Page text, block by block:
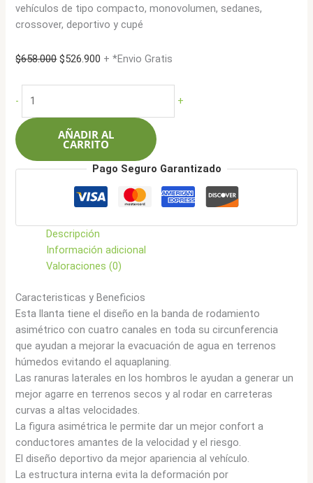
vehículos de tipo compacto, monovolumen, sedanes,
crossover, deportivo y cupé
$658.000El
$526.900 El
$526.900.
+ *Envio Gratis
-
225/55R17
101WXL
Advantage
cantidad
+
AÑADIR AL
CARRITO
Pago Seguro Garantizado
Descripción
Información adicional
Valoraciones (0)
Caracteristicas y Beneficios
Esta llanta tiene el diseño en la banda de rodamiento
asimétrico con cuatro canales en toda su circunferencia
que ayudan a mejorar la evacuación de agua en terrenos
húmedos evitando el aquaplaning.
Las ranuras laterales en los hombros le ayudan a generar un
mejor agarre en terrenos secos y al rodar en carreteras
curvas a altas velocidades.
La figura asimétrica le permite dar un mejor confort a
conductores amantes de la velocidad y el riesgo.
El diseño deportivo da mejor apariencia al vehículo.
La estructura interna evita la deformación por